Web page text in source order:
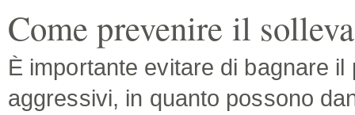
Come prevenire il
È importante evitare di bagnare
aggressivi, in quanto possono